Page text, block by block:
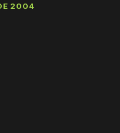
2004